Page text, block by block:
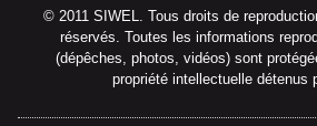
© 2011 SIWEL. Tous droits de
réservés. Toutes les informations
(dépêches, photos, vidéos) sont
propriété intellectuelle détenus